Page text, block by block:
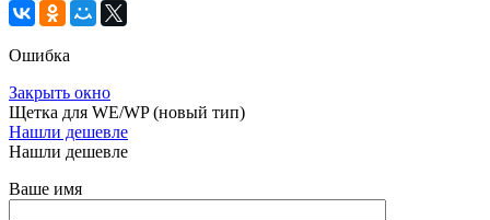
Ошибка
Закрыть окно
Щетка для WE/WP (новый тип)
Нашли дешевле
Нашли дешевле
Ваше имя